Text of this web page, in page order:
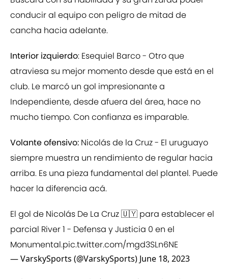
conducir al equipo con peligro de mitad de
cancha hacia adelante.
Interior izquierdo: Esequiel Barco - Otro que
atraviesa su mejor momento desde que está en el
club. Le marcó un gol impresionante a
Independiente, desde afuera del área, hace no
mucho tiempo. Con confianza es imparable.
Volante ofensivo: Nicolás de la Cruz - El uruguayo
siempre muestra un rendimiento de regular hacia
arriba. Es una pieza fundamental del plantel. Puede
hacer la diferencia acá.
El gol de Nicolás De La Cruz 🇺🇾 para establecer el
parcial River 1 - Defensa y Justicia 0 en el
Monumental.pic.twitter.com/mgd3SLn6NE
— VarskySports (@VarskySports) June 18, 2023